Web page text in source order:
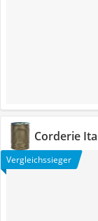
Corderie
Vergleichssieger